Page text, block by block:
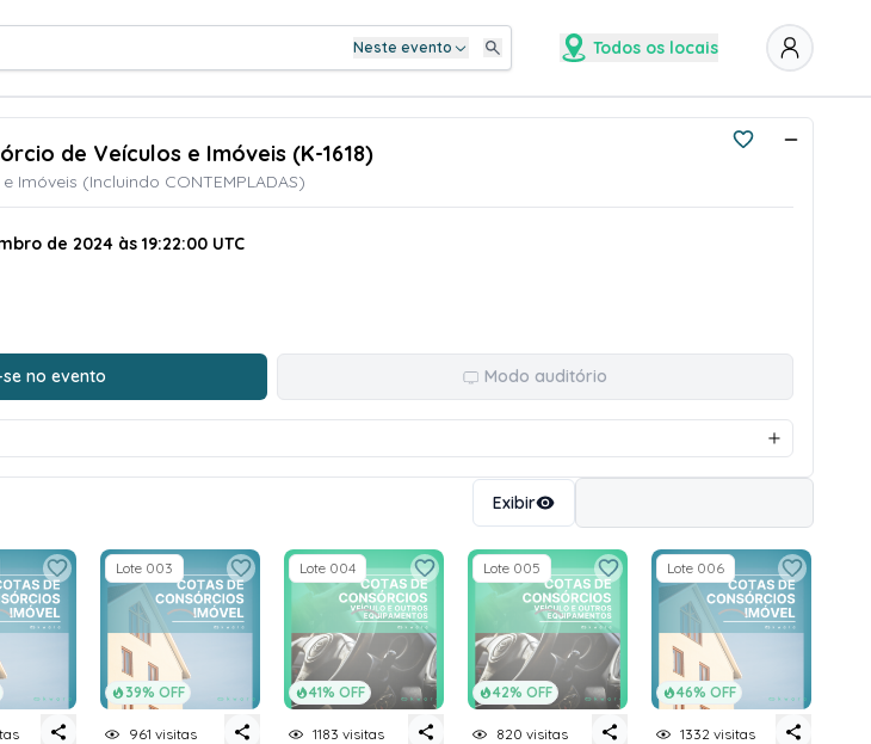
Neste evento Todos os locais
de Veículos e Imóveis (K-1618)
Imóveis (Incluindo CONTEMPLADAS)
de 2024 às 19:22:00 UTC
no evento Modo auditório
Exibir
39% OFF
Lote 003
961 visitas
41% OFF
Lote 004
1183 visitas
42% OFF
Lote 005
820 visitas
46% OFF
Lote 006
1332 visitas